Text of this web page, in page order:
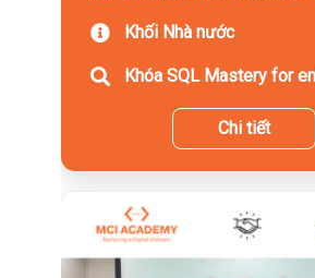
Khối Nhà nước
Khóa SQL Mastery for
Chi tiết